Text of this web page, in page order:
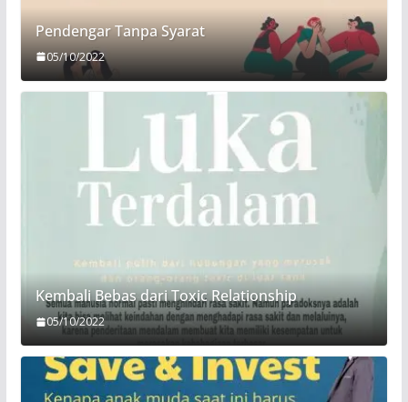
Pendengar Tanpa Syarat
05/10/2022
Kembali Bebas dari Toxic Relationship
05/10/2022